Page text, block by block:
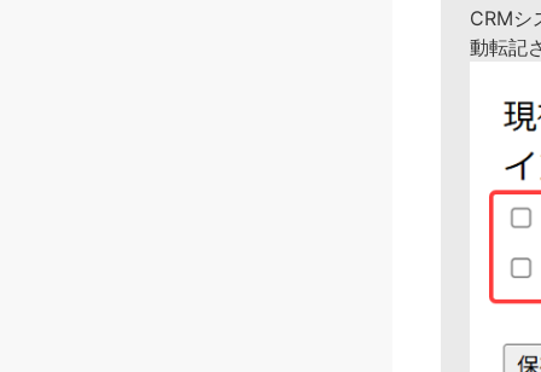
CRMシ
動転記